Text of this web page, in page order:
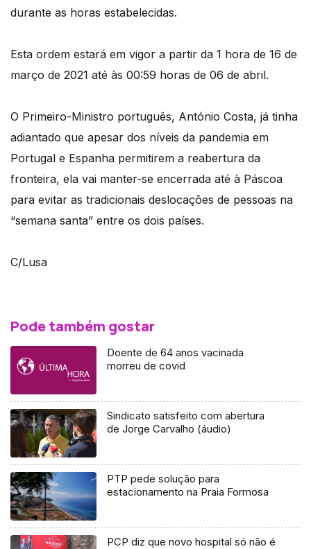
durante as horas estabelecidas.
Esta ordem estará em vigor a partir da 1 hora de 16 de
março de 2021 até às 00:59 horas de 06 de abril.
O Primeiro-Ministro português, António Costa, já tinha
adiantado que apesar dos níveis da pandemia em
Portugal e Espanha permitirem a reabertura da
fronteira, ela vai manter-se encerrada até à Páscoa
para evitar as tradicionais deslocações de pessoas na
“semana santa” entre os dois países.
C/Lusa
Pode também gostar
Doente de 64 anos vacinada
morreu de covid
Sindicato satisfeito com abertura
de Jorge Carvalho (áudio)
PTP pede solução para
estacionamento na Praia Formosa
PCP diz que novo hospital só não é